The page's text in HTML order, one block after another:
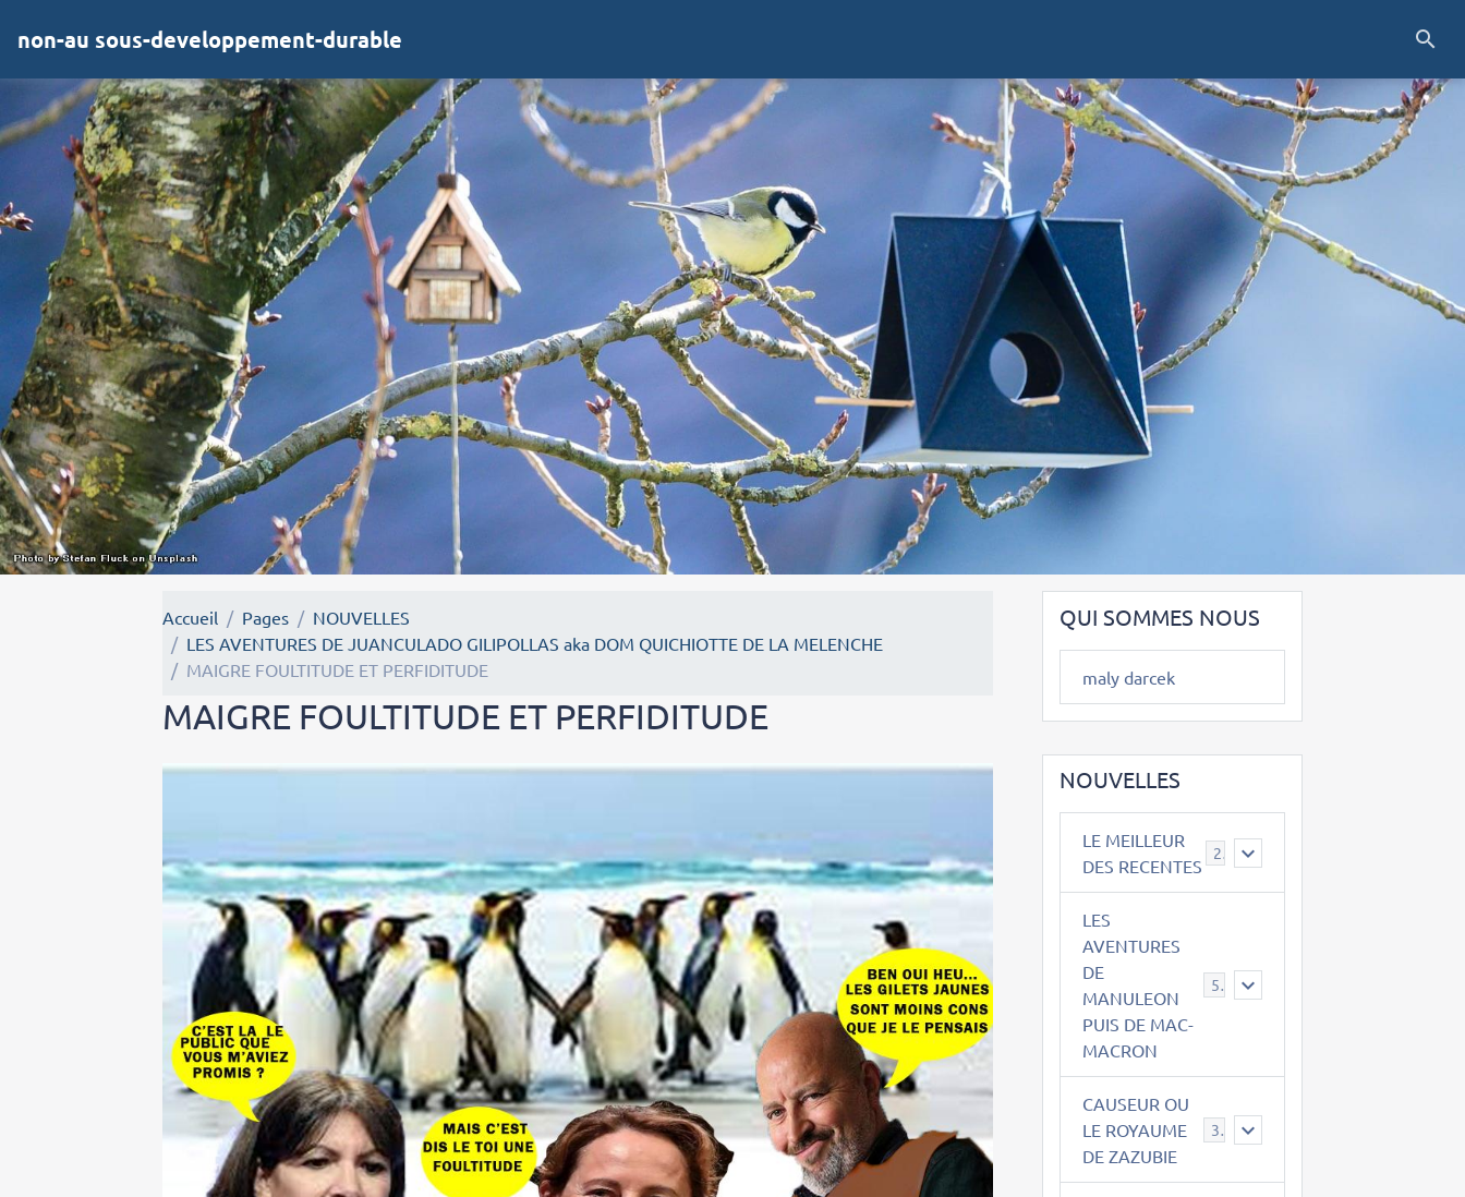
non-au sous-developpement-durable
Accueil Pages
NOUVELLES
LES AVENTURES DE JUANCULADO GILIPOLLAS aka DOM QUICHIOTTE DE LA MELENCHE
MAIGRE FOULTITUDE ET PERFIDITUDE
MAIGRE FOULTITUDE ET PERFIDITUDE
QUI SOMMES NOUS
maly darcek
NOUVELLES
LE MEILLEUR
DES RECENTES
2
LES
AVENTURES
DE
MANULEON
PUIS DE MAC-
MACRON
543
CAUSEUR OU
LE ROYAUME
DE ZAZUBIE
38